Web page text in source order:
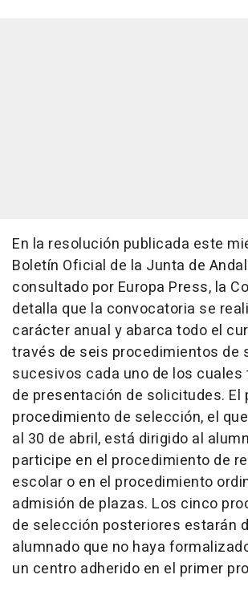
En la resolución publicada este
Boletín Oficial de la Junta de
consultado por Europa Press, la
detalla que la convocatoria se
carácter anual y abarca todo el
través de seis procedimientos de
sucesivos cada uno de los cuales
de presentación de solicitudes. El
procedimiento de selección, el
al 30 de abril, está dirigido al
participe en el procedimiento de
escolar o en el procedimiento
admisión de plazas. Los cinco
de selección posteriores estarán
alumnado que no haya
un centro adherido en el primer